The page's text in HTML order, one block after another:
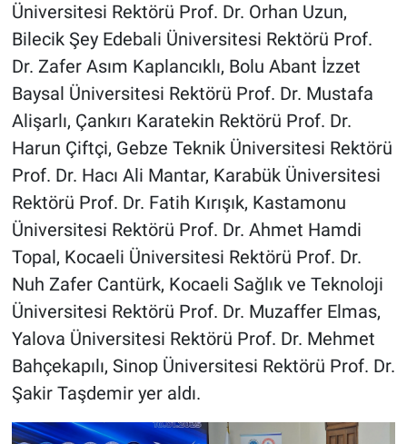
Üniversitesi Rektörü Prof. Dr. Orhan Uzun,
Bilecik Şey Edebali Üniversitesi Rektörü Prof.
Dr. Zafer Asım Kaplancıklı, Bolu Abant İzzet
Baysal Üniversitesi Rektörü Prof. Dr. Mustafa
Alişarlı, Çankırı Karatekin Rektörü Prof. Dr.
Harun Çiftçi, Gebze Teknik Üniversitesi Rektörü
Prof. Dr. Hacı Ali Mantar, Karabük Üniversitesi
Rektörü Prof. Dr. Fatih Kırışık, Kastamonu
Üniversitesi Rektörü Prof. Dr. Ahmet Hamdi
Topal, Kocaeli Üniversitesi Rektörü Prof. Dr.
Nuh Zafer Cantürk, Kocaeli Sağlık ve Teknoloji
Üniversitesi Rektörü Prof. Dr. Muzaffer Elmas,
Yalova Üniversitesi Rektörü Prof. Dr. Mehmet
Bahçekapılı, Sinop Üniversitesi Rektörü Prof. Dr.
Şakir Taşdemir yer aldı.